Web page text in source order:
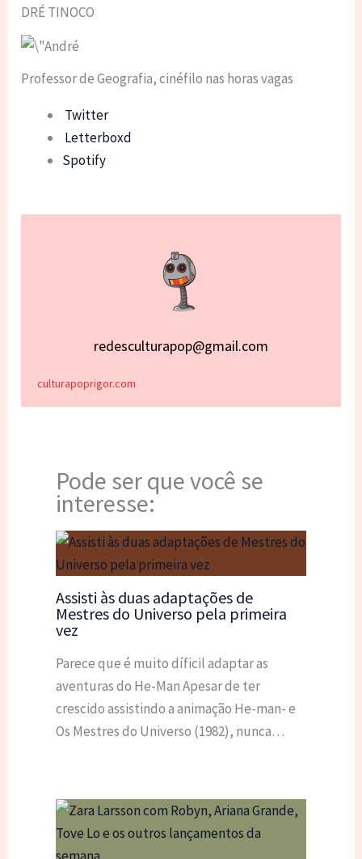
DRÉ TINOCO
Professor de Geografia, cinéfilo nas horas vagas
Twitter
Letterboxd
Spotify
redesculturapop@gmail.com
culturapoprigor.com
Pode ser que você se
interesse:
Assisti às duas adaptações de
Mestres do Universo pela primeira
vez
Parece que é muito díficil adaptar as
aventuras do He-Man Apesar de ter
crescido assistindo a animação He-man- e
Os Mestres do Universo (1982), nunca…